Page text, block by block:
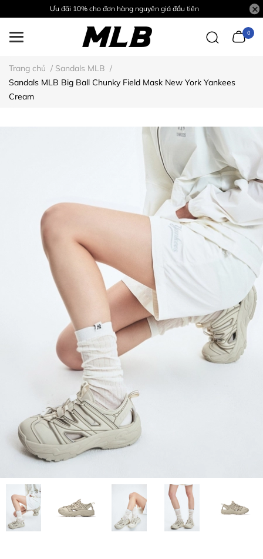
Ưu đãi 10% cho đơn hàng nguyên giá đầu tiên
0
Trang chủ / Sandals MLB /
Sandals MLB Big Ball Chunky Field Mask New York Yankees
Cream